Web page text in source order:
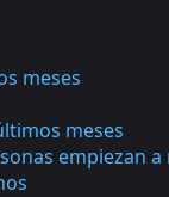
meses
meses
empiezan